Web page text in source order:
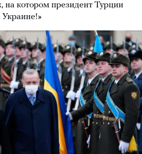
на котором президент Турции
Украине!»